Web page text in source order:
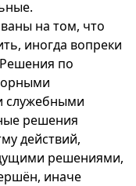
на том, что
иногда вопреки
по
служебными
решения
действий,
решениями,
иначе